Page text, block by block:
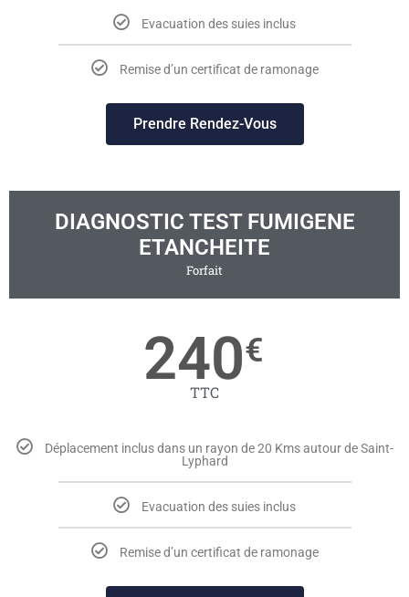
Evacuation des suies inclus
Remise d’un certificat de ramonage
Prendre Rendez-Vous
DIAGNOSTIC TEST FUMIGENE
ETANCHEITE
Forfait
240€
TTC
Déplacement inclus dans un rayon de 20 Kms autour de Saint-
Lyphard
Evacuation des suies inclus
Remise d’un certificat de ramonage